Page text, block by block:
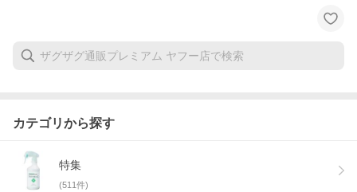
カテゴリから探す
特集
(511件)